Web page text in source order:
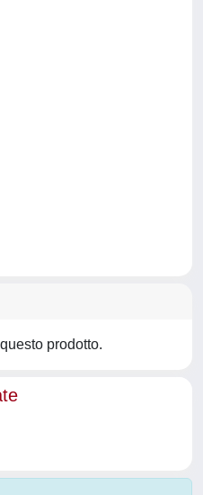
prodotto.